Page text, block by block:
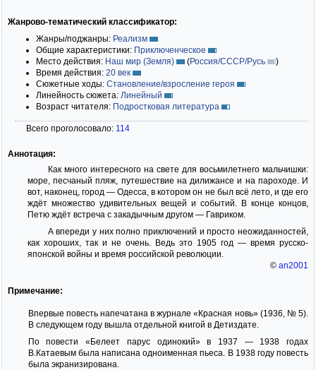
Жанрово-тематический классификатор:
Жанры/поджанры: Реализм
Общие характеристики: Приключенческое
Место действия: Наш мир (Земля) (Россия/СССР/Русь
)
Время действия: 20 век
Сюжетные ходы: Становление/взросление героя
Линейность сюжета: Линейный
Возраст читателя: Подростковая литература
Всего проголосовало: 114
Аннотация:
Как много интересного на свете для восьмилетнего мальчишки:
море, песчаный пляж, путешествие на дилижансе и на пароходе. И
вот, наконец, город — Одесса, в котором он не был всё лето, и где его
ждёт множество удивительных вещей и событий. В конце концов,
Петю ждёт встреча с закадычным другом — Гавриком.
А впереди у них полно приключений и просто неожиданностей,
как хороших, так и не очень. Ведь это 1905 год — время русско-
японской войны и время российской революции.
© an2001
Примечание:
Впервые повесть напечатана в журнале «Красная новь» (1936, № 5).
В следующем году вышла отдельной книгой в Детиздате.
По повести «Белеет парус одинокий» в 1937 — 1938 годах
В.Катаевым была написана одноименная пьеса. В 1938 году повесть
была экранизирована.